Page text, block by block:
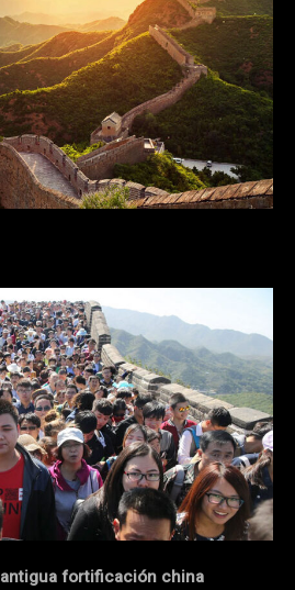
fortificación china